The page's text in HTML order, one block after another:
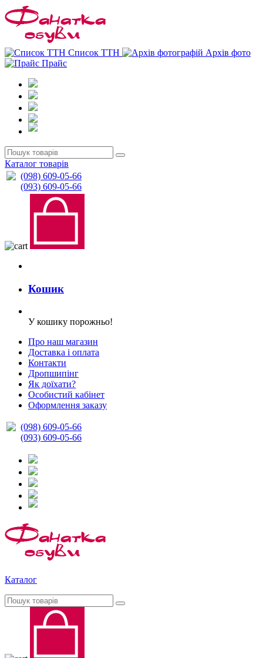
Список ТТН
Архів фото
Прайс
Каталог товарів
(098) 609-05-66
(093) 609-05-66
Кошик
У кошику порожньо!
Про наш магазин
Доставка і оплата
Контакти
Дропшипінг
Як доїхати?
Особистий кабінет
Оформлення заказу
(098) 609-05-66
(093) 609-05-66
Каталог